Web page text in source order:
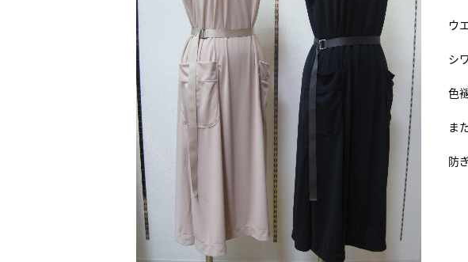
ウ
シ
色
ま
防